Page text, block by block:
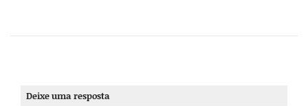
Deixe uma resposta